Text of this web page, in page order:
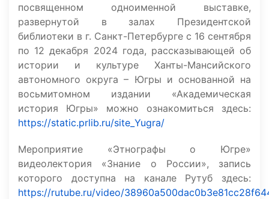
посвященном одноименной выставке,
развернутой в залах Президентской
библиотеки в г. Санкт-Петербурге с 16 сентября
по 12 декабря 2024 года, рассказывающей об
истории и культуре Ханты-Мансийского
автономного округа – Югры и основанной на
восьмитомном издании «Академическая
история Югры» можно ознакомиться здесь:
https://static.prlib.ru/site_Yugra/
Мероприятие «Этнографы о Югре»
видеолектория «Знание о России», запись
которого доступна на канале Рутуб здесь:
https://rutube.ru/video/